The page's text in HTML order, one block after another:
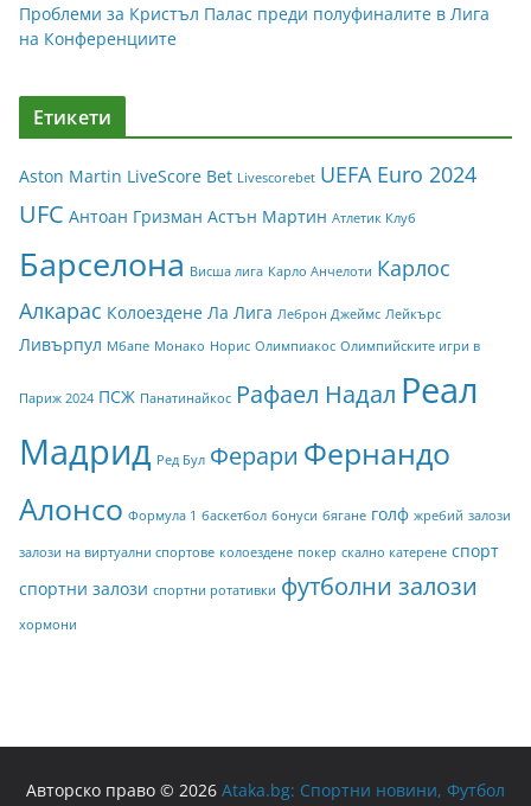
Проблеми за Кристъл Палас преди полуфиналите в Лига
на Конференциите
Етикети
Aston Martin LiveScore Bet Livescorebet UEFA Euro 2024
UFC Антоан Гризман Астън Мартин Атлетик Клуб
Барселона Висша лига Карло Анчелоти Карлос
Алкарас Колоездене Ла Лига Леброн Джеймс Лейкърс
Ливърпул Мбапе Монако Норис Олимпиакос Олимпийските игри в
Париж 2024 ПСЖ Панатинайкос Рафаел Надал Реал
Мадрид Ред Бул Ферари Фернандо
Алонсо Формула 1 баскетбол бонуси бягане голф жребий залози
залози на виртуални спортове колоездене покер скално катерене спорт
спортни залози спортни ротативки футболни залози
хормони
Авторско право © 2026 Ataka.bg: Спортни новини, Футбол